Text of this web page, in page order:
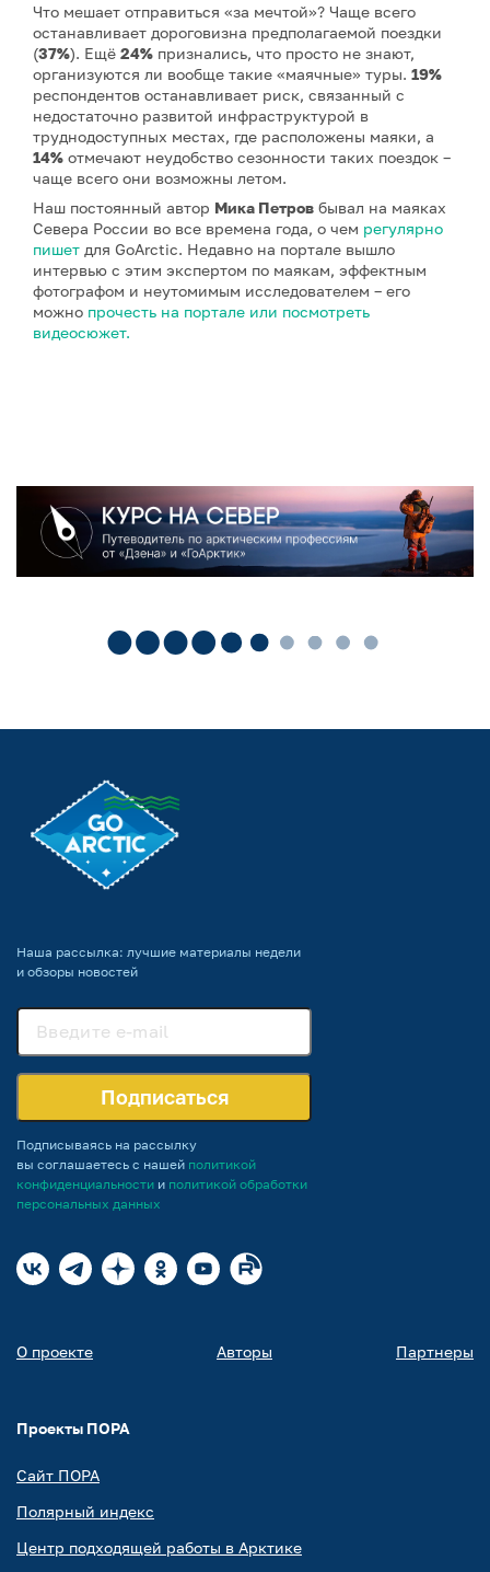
Что мешает отправиться «за мечтой»? Чаще всего
останавливает дороговизна предполагаемой поездки
(37%). Ещё 24% признались, что просто не знают,
организуются ли вообще такие «маячные» туры. 19%
респондентов останавливает риск, связанный с
недостаточно развитой инфраструктурой в
труднодоступных местах, где расположены маяки, а
14% отмечают неудобство сезонности таких поездок –
чаще всего они возможны летом.
Наш постоянный автор Мика Петров бывал на маяках
Севера России во все времена года, о чем регулярно
пишет для GoArctic. Недавно на портале вышло
интервью с этим экспертом по маякам, эффектным
фотографом и неутомимым исследователем – его
можно прочесть на портале или посмотреть
видеосюжет.
Наша рассылка: лучшие материалы недели
и обзоры новостей
Подписаться
Подписываясь на рассылку
вы соглашаетесь с нашей политикой
конфиденциальности и политикой обработки
персональных данных
О проекте Авторы Партнеры
Проекты ПОРА
Сайт ПОРА
Полярный индекс
Центр подходящей работы в Арктике